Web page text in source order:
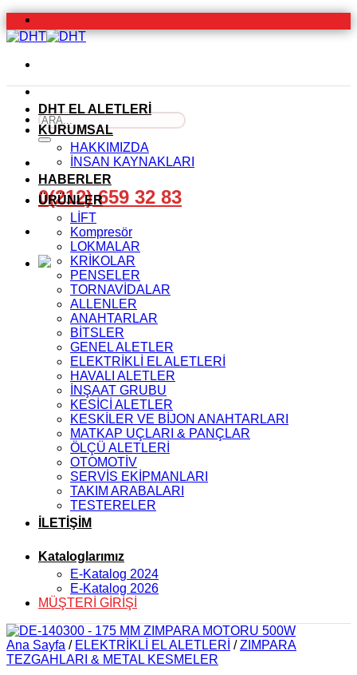
İçeriğe
atla
Ara:
0(212) 659 32 83
DHT EL ALETLERİ
KURUMSAL
HAKKIMIZDA
İNSAN KAYNAKLARI
HABERLER
ÜRÜNLER
LİFT
Kompresör
LOKMALAR
KRİKOLAR
PENSELER
TORNAVİDALAR
ALLENLER
ANAHTARLAR
BİTSLER
GENEL ALETLER
ELEKTRİKLİ EL ALETLERİ
HAVALI ALETLER
İNŞAAT GRUBU
KESİCİ ALETLER
KESKİLER VE BİJON ANAHTARLARI
MATKAP UÇLARI & PANÇLAR
ÖLÇÜ ALETLERİ
OTOMOTİV
SERVİS EKİPMANLARI
TAKIM ARABALARI
TESTERELER
İLETİŞİM
Kataloglarımız
E-Katalog 2024
E-Katalog 2026
MÜŞTERİ GİRİŞİ
Ana Sayfa / ELEKTRİKLİ EL ALETLERİ / ZIMPARA
TEZGAHLARI & METAL KESMELER